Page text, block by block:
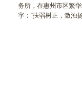
务所，在惠州市区繁
字：“扶弱树正，激浊